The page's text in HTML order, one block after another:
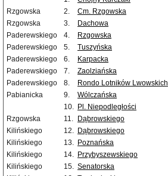
Rzgowska
2. Cm. Rzgowska
Rzgowska
3. Dachowa
Paderewskiego
4. Rzgowska
Paderewskiego
5. Tuszyńska
Paderewskiego
6. Karpacka
Paderewskiego
7. Zaolziańska
Paderewskiego
8. Rondo Lotników Lwowskich
Pabianicka
9. Wólczańska
10. Pl. Niepodległości
Rzgowska
11. Dąbrowskiego
Kilińskiego
12. Dąbrowskiego
Kilińskiego
13. Poznańska
Kilińskiego
14. Przybyszewskiego
Kilińskiego
15. Senatorska